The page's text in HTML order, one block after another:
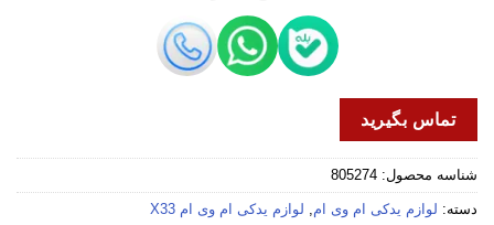
تماس بگیرید
شناسه محصول: 805274
دسته: لوازم یدکی ام وی ام, لوازم یدکی ام وی ام X33